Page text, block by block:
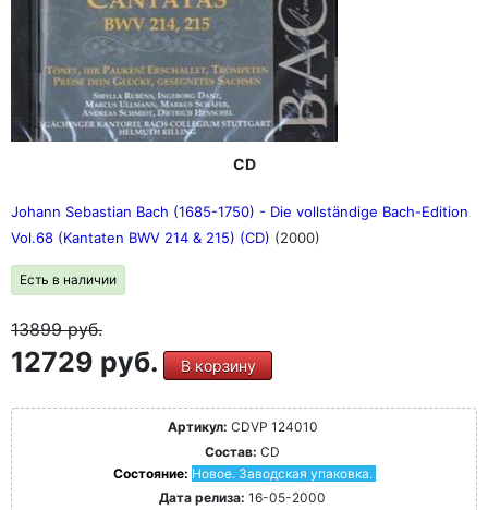
CD
Johann Sebastian Bach (1685-1750) - Die vollständige Bach-Edition
Vol.68 (Kantaten BWV 214 & 215) (CD) (2000)
Есть в наличии
13899руб.
12729 руб. В корзину
Артикул: CDVP 124010
Состав: CD
Состояние: Новое. Заводская упаковка.
Дата релиза: 16-05-2000